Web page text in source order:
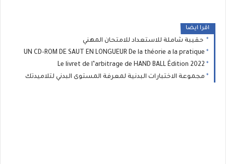
اقرا ايضا
حقيبة شاملة للاستعداد للامتحان المهني
UN CD-ROM DE SAUT EN LONGUEUR De la théorie a la pratique
Le livret de l’arbitrage de HAND BALL Édition 2022
مجموعة الاختبارات البدنية لمعرفة المستوى البدني لتلاميدتك